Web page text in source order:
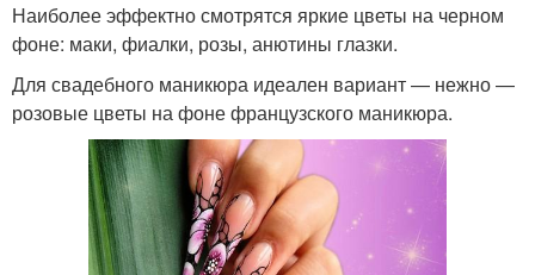
Наиболее эффектно смотрятся яркие цветы на черном
фоне: маки, фиалки, розы, анютины глазки.
Для свадебного маникюра идеален вариант — нежно —
розовые цветы на фоне французского маникюра.